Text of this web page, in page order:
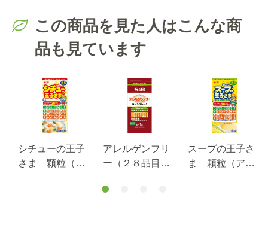
この商品を見た人はこんな商
品も見ています
シチューの王子
さま 顆粒（ア
アレルゲンフリ
ー（２８品目不
レーク１ｋｇ
スープの王子さ
ま 顆粒（アレ